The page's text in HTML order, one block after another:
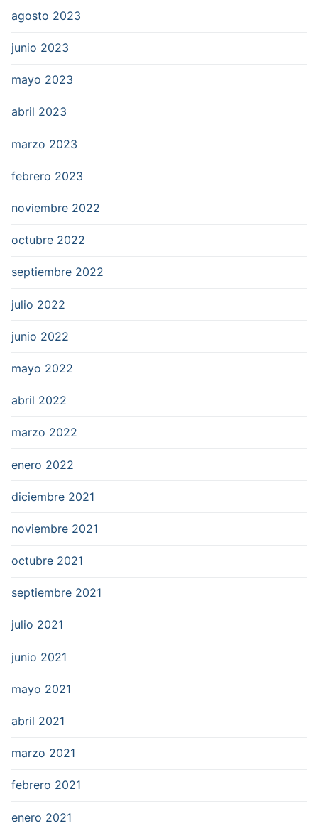
agosto 2023
junio 2023
mayo 2023
abril 2023
marzo 2023
febrero 2023
noviembre 2022
octubre 2022
septiembre 2022
julio 2022
junio 2022
mayo 2022
abril 2022
marzo 2022
enero 2022
diciembre 2021
noviembre 2021
octubre 2021
septiembre 2021
julio 2021
junio 2021
mayo 2021
abril 2021
marzo 2021
febrero 2021
enero 2021